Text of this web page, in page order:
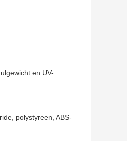
en UV-
polystyreen, ABS-